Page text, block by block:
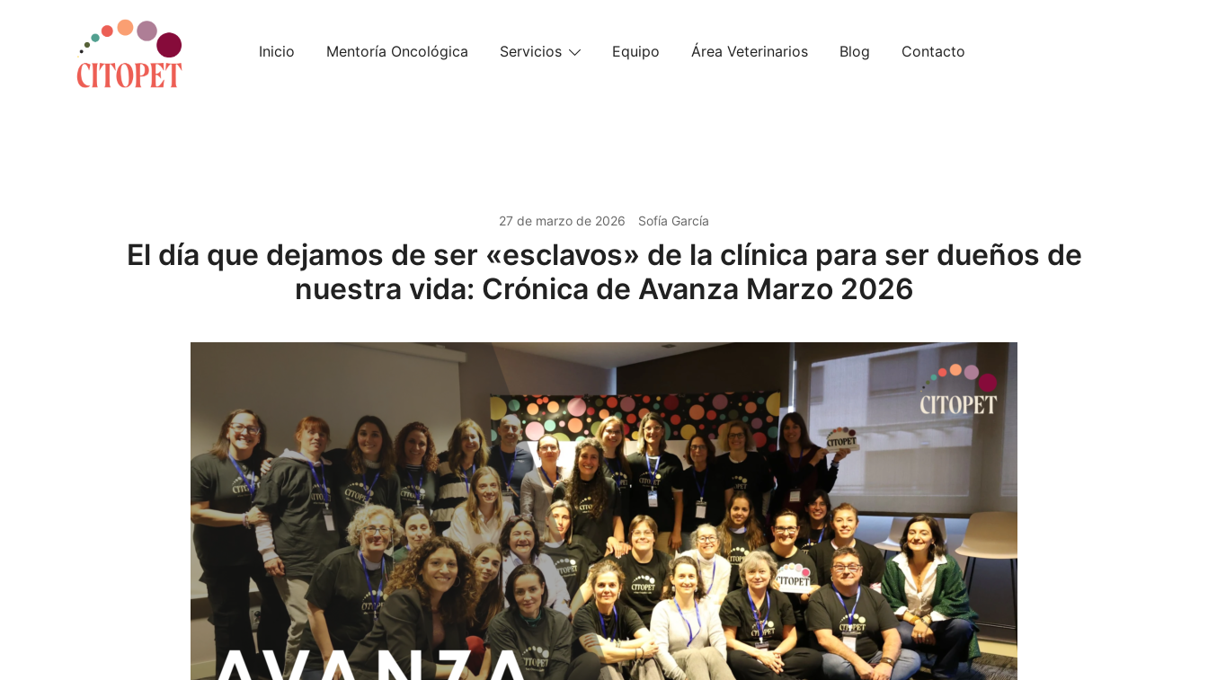
Inicio Mentoría Oncológica Servicios Equipo Área Veterinarios Blog Contacto
27 de marzo de 2026 Sofía García
El día que dejamos de ser «esclavos» de la clínica para ser dueños de
nuestra vida: Crónica de Avanza Marzo 2026